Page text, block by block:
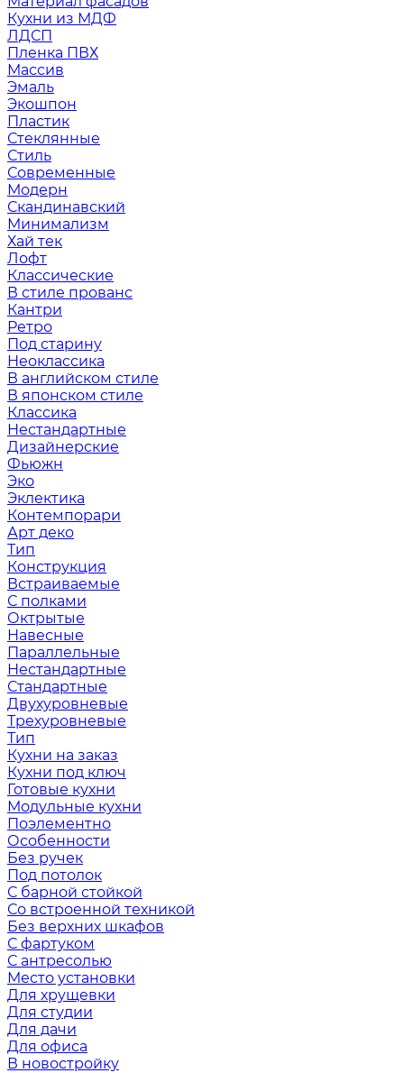
Кухни из МДФ
ЛДСП
Пленка ПВХ
Массив
Эмаль
Экошпон
Пластик
Стеклянные
Стиль
Современные
Модерн
Скандинавский
Минимализм
Хай тек
Лофт
Классические
В стиле прованс
Кантри
Ретро
Под старину
Неоклассика
В английском стиле
В японском стиле
Классика
Нестандартные
Дизайнерские
Фьюжн
Эко
Эклектика
Контемпорари
Арт деко
Тип
Конструкция
Встраиваемые
С полками
Октрытые
Навесные
Параллельные
Нестандартные
Стандартные
Двухуровневые
Трехуровневые
Тип
Кухни на заказ
Кухни под ключ
Готовые кухни
Модульные кухни
Поэлементно
Особенности
Без ручек
Под потолок
С барной стойкой
Со встроенной техникой
Без верхних шкафов
С фартуком
С антресолью
Место установки
Для хрущевки
Для студии
Для дачи
Для офиса
В новостройку